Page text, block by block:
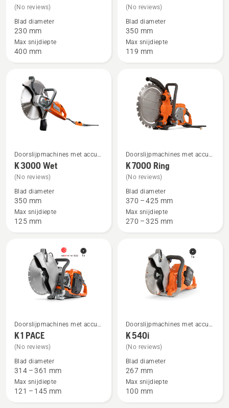
details
over
K 4000
Cut-
(No reviews)
Blad diameter
230 mm
Max snijdiepte
400 mm
details
over
K 3000
Vac
(No reviews)
Blad diameter
350 mm
Max snijdiepte
119 mm
Bekijk
meer
details
over
K 3000
Wet
Doorslijpmachines met accu &
elektrische doorslijpmachines
K 3000 Wet
(No reviews)
Blad diameter
350 mm
Max snijdiepte
125 mm
Bekijk
meer
details
over
K 7000
Ring
Doorslijpmachines met accu &
elektrische doorslijpmachines
K 7000 Ring
(No reviews)
Blad diameter
370 – 425 mm
Max snijdiepte
270 – 325 mm
Bekijk
meer
details
over
K 1 PACE
Doorslijpmachines met accu &
elektrische doorslijpmachines
K 1 PACE
(No reviews)
Blad diameter
314 – 361 mm
Max snijdiepte
121 – 145 mm
Bekijk
meer
details
over
K 540i
Doorslijpmachines met accu &
elektrische doorslijpmachines
K 540i
(No reviews)
Blad diameter
267 mm
Max snijdiepte
100 mm